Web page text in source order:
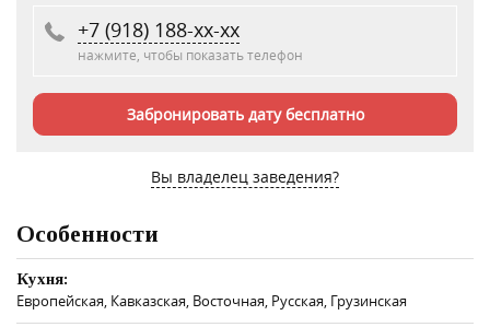
+7 (918) 188-xx-xx
нажмите, чтобы показать телефон
Забронировать дату бесплатно
Вы владелец заведения?
Особенности
Кухня:
Европейская, Кавказская, Восточная, Русская, Грузинская